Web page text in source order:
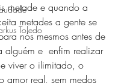
Toledo
metade e quando a
metades a gente se
nós mesmos antes de
alguém e  enfim realizar
viver o ilimitado, o
amor real, sem medos